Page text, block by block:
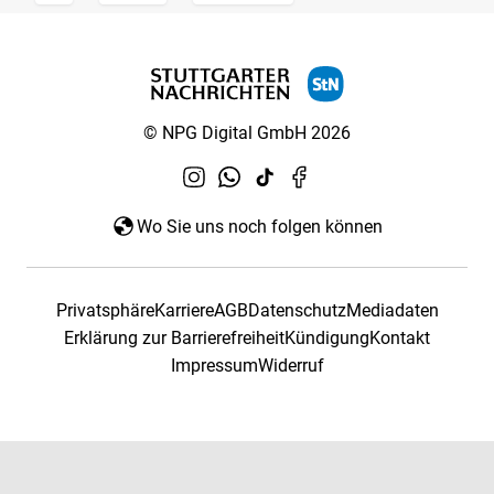
© NPG Digital GmbH 2026
Wo Sie uns noch folgen können
PrivatsphäreKarriereAGBDatenschutzMediadaten
Erklärung zur BarrierefreiheitKündigungKontakt
ImpressumWiderruf